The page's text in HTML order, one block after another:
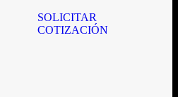
SOLICITAR
COTIZACIÓN